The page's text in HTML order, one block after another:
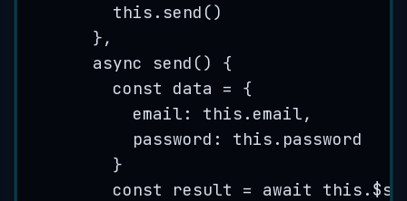
this . send ()
},
async
send ()
{
const
data =
{
email : this . email,
password : this . password
}
const
result = await this .